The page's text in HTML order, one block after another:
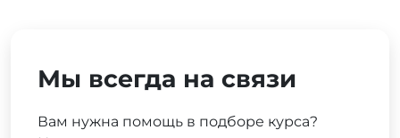
Мы всегда на связи
Вам нужна помощь в подборе курса?